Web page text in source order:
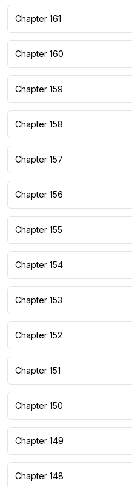
Chapter 161
Chapter 160
Chapter 159
Chapter 158
Chapter 157
Chapter 156
Chapter 155
Chapter 154
Chapter 153
Chapter 152
Chapter 151
Chapter 150
Chapter 149
Chapter 148